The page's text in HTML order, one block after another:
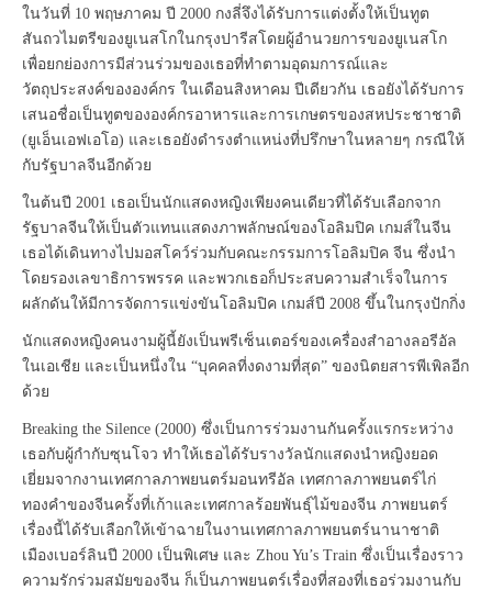
ในวันที่ 10 พฤษภาคม ปี 2000 กงลี่จึงได้รับการแต่งตั้งให้เป็นทูต
สันถวไมตรีของยูเนสโกในกรุงปารีสโดยผู้อำนวยการของยูเนสโก
เพื่อยกย่องการมีส่วนร่วมของเธอที่ทำตามอุดมการณ์และ
วัตถุประสงค์ขององค์กร ในเดือนสิงหาคม ปีเดียวกัน เธอยังได้รับการ
เสนอชื่อเป็นทูตขององค์กรอาหารและการเกษตรของสหประชาชาติ
(ยูเอ็นเอฟเอโอ) และเธอยังดำรงตำแหน่งที่ปรึกษาในหลายๆ กรณีให้
กับรัฐบาลจีนอีกด้วย
ในต้นปี 2001 เธอเป็นนักแสดงหญิงเพียงคนเดียวที่ได้รับเลือกจาก
รัฐบาลจีนให้เป็นตัวแทนแสดงภาพลักษณ์ของโอลิมปิค เกมส์ในจีน
เธอได้เดินทางไปมอสโคว์ร่วมกับคณะกรรมการโอลิมปิค จีน ซึ่งนำ
โดยรองเลขาธิการพรรค และพวกเธอก็ประสบความสำเร็จในการ
ผลักดันให้มีการจัดการแข่งขันโอลิมปิค เกมส์ปี 2008 ขึ้นในกรุงปักกิ่ง
นักแสดงหญิงคนงามผู้นี้ยังเป็นพรีเซ็นเตอร์ของเครื่องสำอางลอรีอัล
ในเอเชีย และเป็นหนึ่งใน “บุคคลที่งดงามที่สุด” ของนิตยสารพีเพิลอีก
ด้วย
Breaking the Silence (2000) ซึ่งเป็นการร่วมงานกันครั้งแรกระหว่าง
เธอกับผู้กำกับซุนโจว ทำให้เธอได้รับรางวัลนักแสดงนำหญิงยอด
เยี่ยมจากงานเทศกาลภาพยนตร์มอนทรีอัล เทศกาลภาพยนตร์ไก่
ทองคำของจีนครั้งที่เก้าและเทศกาลร้อยพันธุ์ไม้ของจีน ภาพยนตร์
เรื่องนี้ได้รับเลือกให้เข้าฉายในงานเทศกาลภาพยนตร์นานาชาติ
เมืองเบอร์ลินปี 2000 เป็นพิเศษ และ Zhou Yu’s Train ซึ่งเป็นเรื่องราว
ความรักร่วมสมัยของจีน ก็เป็นภาพยนตร์เรื่องที่สองที่เธอร่วมงานกับ